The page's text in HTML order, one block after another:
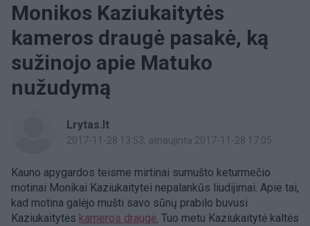
Monikos Kaziukaitytės
kameros draugė pasakė, ką
sužinojo apie Matuko
nužudymą
Lrytas.lt
2017-11-28 13:53, atnaujinta 2017-11-28 17:05
Kauno apygardos teisme mirtinai sumušto keturmečio
motinai Monikai Kaziukaitytei nepalankūs liudijimai. Apie tai,
kad motina galėjo mušti savo sūnų prabilo buvusi
Kaziukaitytės kameros draugė. Tuo metu Kaziukaitytė kaltės